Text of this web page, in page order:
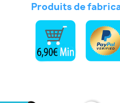
Produits de